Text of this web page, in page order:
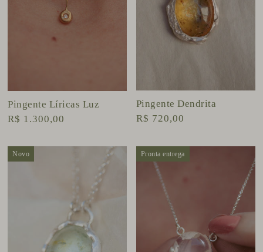
Pingente Líricas Luz
R$ 1.300,00
Pingente Dendrita
R$ 720,00
Novo Pronta entrega